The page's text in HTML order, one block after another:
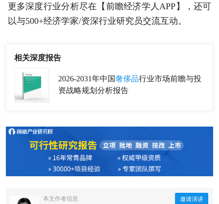
更多深度行业分析尽在【前瞻经济学人APP】，还可
以与500+经济学家/资深行业研究员交流互动。
相关深度报告
2026-2031年中国奢侈品行业市场前瞻与投
资战略规划分析报告
本文作者信息 邀请演讲